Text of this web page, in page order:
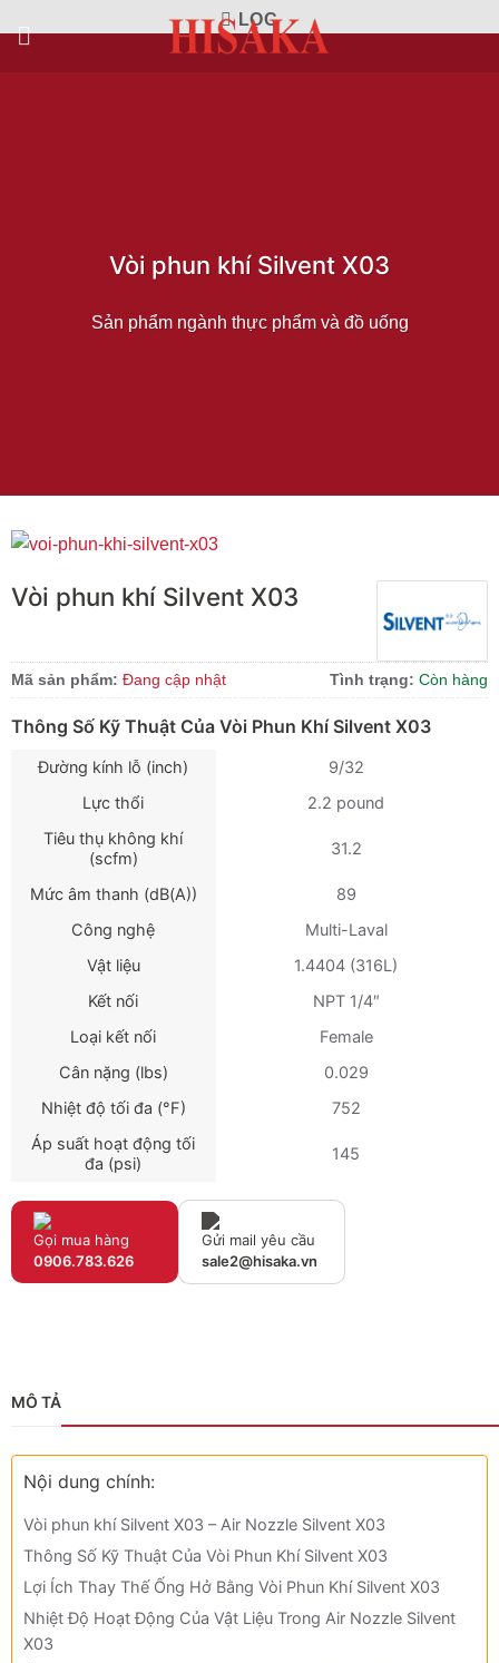
qua
LỌC
Vòi phun khí Silvent X03
Sản phẩm ngành thực phẩm và đồ uống
Vòi phun khí Silvent X03
Mã sản phẩm: Đang cập nhật Tình trạng: Còn hàng
Thông Số Kỹ Thuật Của Vòi Phun Khí Silvent X03
Đường kính lỗ (inch)
9/32
Lực thổi
2.2 pound
Tiêu thụ không khí
(scfm)
31.2
Mức âm thanh (dB(A))
89
Công nghệ
Multi-Laval
Vật liệu
1.4404 (316L)
Kết nối
NPT 1/4″
Loại kết nối
Female
Cân nặng (lbs)
0.029
Nhiệt độ tối đa (°F)
752
Áp suất hoạt động tối
đa (psi)
145
Gọi mua hàng
0906.783.626
Gửi mail yêu cầu
sale2@hisaka.vn
MÔ TẢ
Nội dung chính:
Vòi phun khí Silvent X03 – Air Nozzle Silvent X03
Thông Số Kỹ Thuật Của Vòi Phun Khí Silvent X03
Lợi Ích Thay Thế Ống Hở Bằng Vòi Phun Khí Silvent X03
Nhiệt Độ Hoạt Động Của Vật Liệu Trong Air Nozzle Silvent
X03